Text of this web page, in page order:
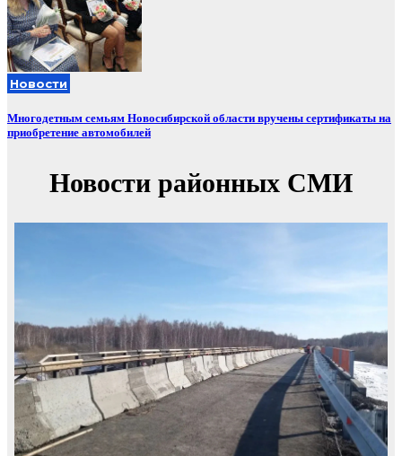
Новости
Многодетным семьям Новосибирской области вручены сертификаты на
приобретение автомобилей